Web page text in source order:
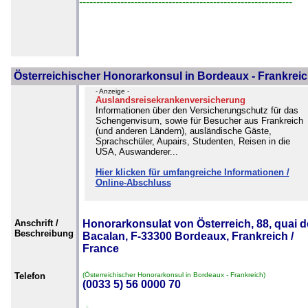
Österreichischer Honorarkonsul in Bordeaux -
- Anzeige -
Auslandsreisekrankenversicherung
Informationen über den Versicherungschutz für das
Schengenvisum, sowie für Besucher aus Frankreich
(und anderen Ländern), ausländische Gäste,
Sprachschüler, Aupairs, Studenten, Reisen in die
USA, Auswanderer...
Hier klicken für umfangreiche Informationen /
Online-Abschluss
Anschrift /
Beschreibung
Honorarkonsulat von Österreich, 88, quai
Bacalan, F-33300 Bordeaux, Frankreich /
France
Telefon (Österreichischer Honorarkonsul in Bordeaux - Frankreich)
(0033 5) 56 0000 70